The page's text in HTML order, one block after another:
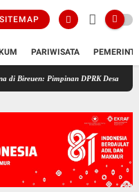
SITEMAP
PARIWISATA
Pimpinan DPRK Desak Bupati Copot